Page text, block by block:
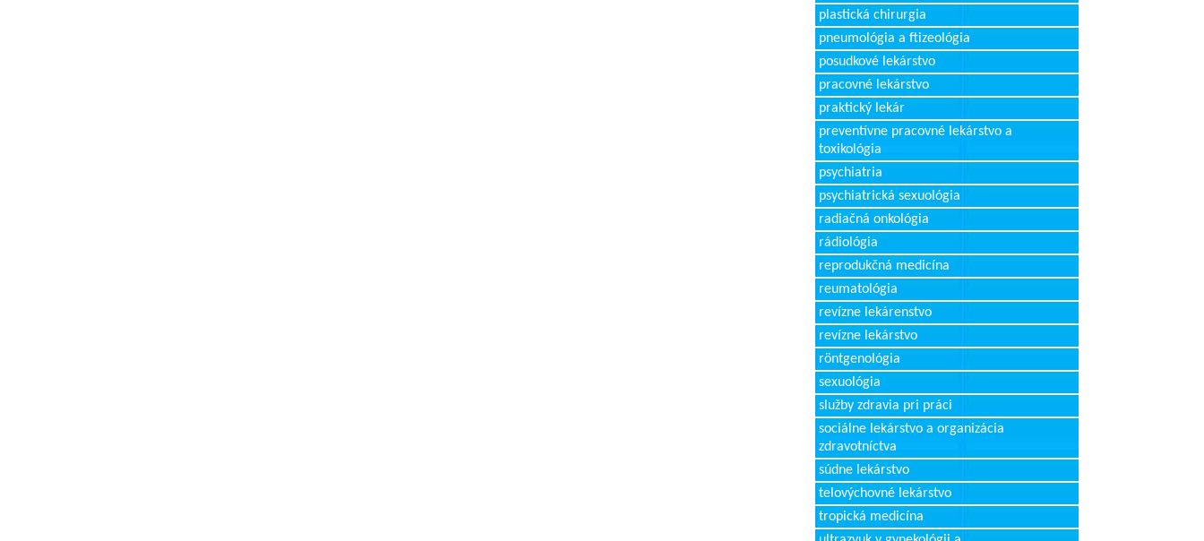
plastická chirurgia
pneumológia a ftizeológia
posudkové lekárstvo
pracovné lekárstvo
praktický lekár
preventívne pracovné lekárstvo a
toxikológia
psychiatria
psychiatrická sexuológia
radiačná onkológia
rádiológia
reprodukčná medicína
reumatológia
revízne lekárenstvo
revízne lekárstvo
röntgenológia
sexuológia
služby zdravia pri práci
sociálne lekárstvo a organizácia
zdravotníctva
súdne lekárstvo
telovýchovné lekárstvo
tropická medicína